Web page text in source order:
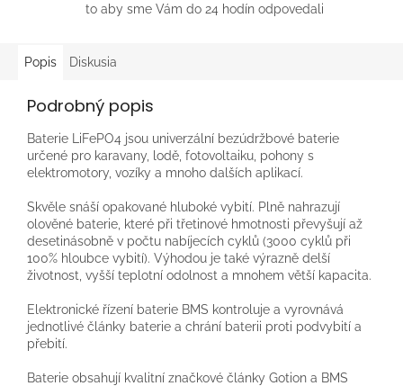
to aby sme Vám do 24 hodín odpovedali
Popis Diskusia
Podrobný popis
Baterie LiFePO4 jsou univerzální bezúdržbové baterie
určené pro karavany, lodě, fotovoltaiku, pohony s
elektromotory, vozíky a mnoho dalších aplikací.
Skvěle snáší opakované hluboké vybití. Plně nahrazují
olověné baterie, které při třetinové hmotnosti převyšují až
desetinásobně v počtu nabíjecích cyklů (3000 cyklů při
100% hloubce vybití). Výhodou je také výrazně delší
životnost, vyšší teplotní odolnost a mnohem větší kapacita.
Elektronické řízení baterie BMS kontroluje a vyrovnává
jednotlivé články baterie a chrání baterii proti podvybití a
přebití.
Baterie obsahují kvalitní značkové články Gotion a BMS